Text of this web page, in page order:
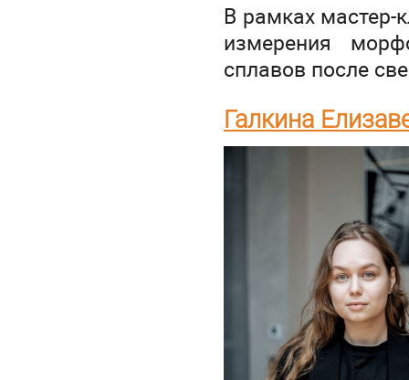
В рамках мастер-
измерения
сплавов после
Галкина